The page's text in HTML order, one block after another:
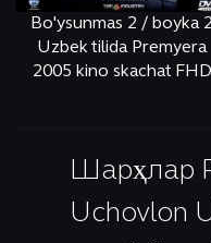
Bo'ysunmas 2 / boyka 2
Uzbek tilida Premyera
2005 kino skachat FHD
Шарҳлар
Uchovlon